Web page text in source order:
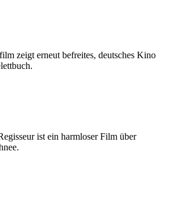
zeigt erneut befreites, deutsches Kino
ist ein harmloser Film über